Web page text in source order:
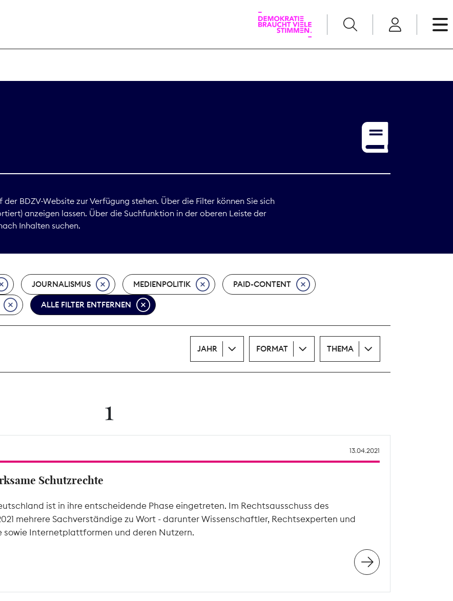
Print
BDZV-Website zur Verfügung stehen. Über die Filter können Sie sich
anzeigen lassen. Über die Suchfunktion in der oberen Leiste der
Inhalten suchen.
JOURNALISMUS MEDIENPOLITIK PAID-CONTENT
ALLE FILTER ENTFERNEN
JAHR FORMAT THEMA
1
13.04.2021
Schutzrechte
ist in ihre entscheidende Phase eingetreten. Im Rechtsausschuss des
mehrere Sachverständige zu Wort - darunter Wissenschaftler, Rechtsexperten und
Internetplattformen und deren Nutzern.